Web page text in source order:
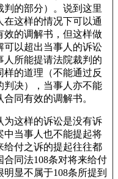
判的部分）。说到这里
这样的情况下可以通
效的调解书，但这样做
可以超出当事人的诉讼
人所能提请法院裁判的
的道理（不能通过反
判决），当事人亦不能
同有效的调解书。
为这样的诉讼是没有诉
中当事人也不能提起将
给付之诉的提起往往都
同法108条对将来给付
显不属于108条所提到